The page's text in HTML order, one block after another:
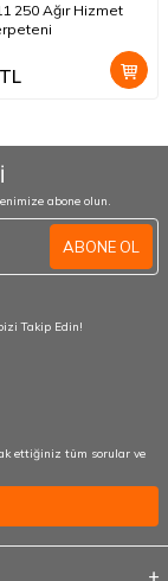
250 Ağır Hizmet
TL
abone olun.
ABONE OL
Takip Edin!
ettiğiniz tüm sorular ve